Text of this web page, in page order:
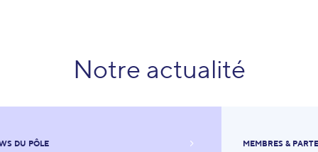
Faites-nous part dès à présent de vos idées de projets !
Notre actualité
DU PÔLE MEMBRES &